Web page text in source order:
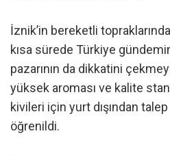
İznik’in bereketli
kısa sürede Türkiye
pazarının da dikkatini
yüksek aroması ve kalite
kivileri için yurt dışından talep
öğrenildi.